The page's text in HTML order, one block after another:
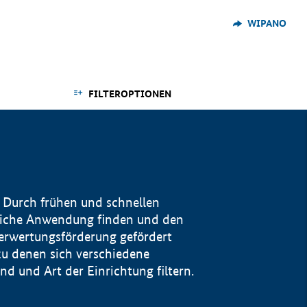
WIPANO
FILTEROPTIONEN
frühen und schnellen
Anwendung finden und den
gefördert
denen sich verschiedene
und Art der Einrichtung filtern.